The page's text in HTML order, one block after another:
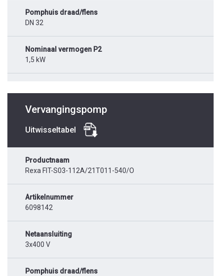
Pomphuis draad/flens
DN 32
Nominaal vermogen P2
1,5 kW
Vervangingspomp
Uitwisseltabel
Productnaam
Rexa FIT-S03-112A/21T011-540/O
Artikelnummer
6098142
Netaansluiting
3x400 V
Pomphuis draad/flens